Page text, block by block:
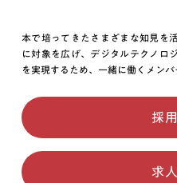
本で培ってきたさまざまな知見を
に対象を広げ、デジタルテクノロ
を実現するため、一緒に働くメンバ
採
求